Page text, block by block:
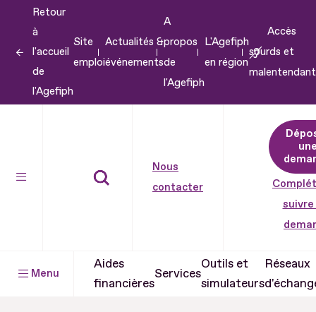
contenu
Retour
à
l'accueil
de
l'Agefiph
Site
emploi
Actualités &
événements
A
propos
de
l'Agefiph
L'Agefiph
en région
Accès
sourds et
Nous
contacter
suivre
Menu
Aides
financières
Services
Outils et
simulateurs
Réseaux